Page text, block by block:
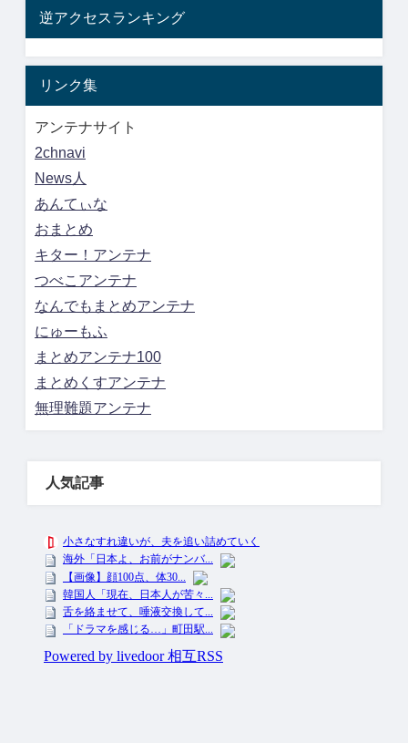
逆アクセスランキング
リンク集
アンテナサイト
2chnavi
News人
あんてぃな
おまとめ
キター！アンテナ
つべこアンテナ
なんでもまとめアンテナ
にゅーもふ
まとめアンテナ100
まとめくすアンテナ
無理難題アンテナ
人気記事